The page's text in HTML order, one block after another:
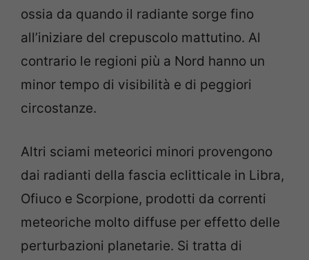
ossia da quando il radiante sorge fino
all’iniziare del crepuscolo mattutino. Al
contrario le regioni più a Nord hanno un
minor tempo di visibilità e di peggiori
circostanze.
Altri sciami meteorici minori provengono
dai radianti della fascia eclitticale in Libra,
Ofiuco e Scorpione, prodotti da correnti
meteoriche molto diffuse per effetto delle
perturbazioni planetarie. Si tratta di